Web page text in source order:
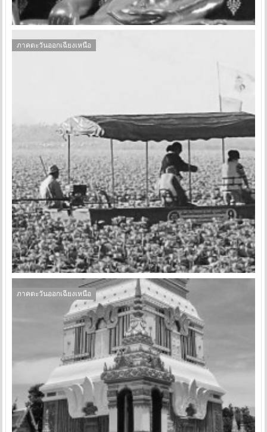
ภาคตะวันออกเฉียงเหนือ
ภาคตะวันออกเฉียงเหนือ